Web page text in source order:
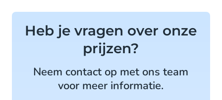
Heb je vragen over onze
prijzen?
Neem contact op met ons team
voor meer informatie.